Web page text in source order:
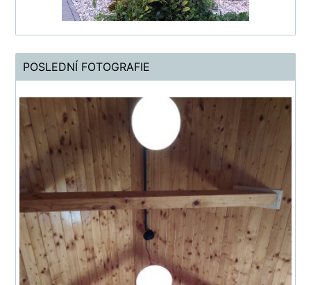
POSLEDNÍ FOTOGRAFIE